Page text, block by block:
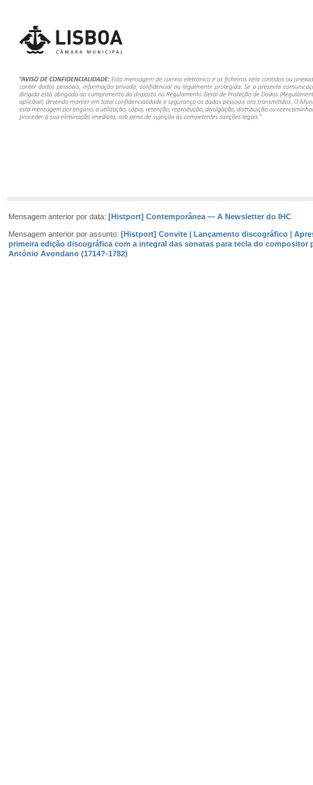
Mensagem anterior por data: [Histport] Contemporânea — A Newsletter do IHC
Mensagem anterior por assunto: [Histport] Convite | Lançamento discográfico |
primeira edição discográfica com a integral das sonatas para tecla do compositor
António Avondano (1714?-1782)